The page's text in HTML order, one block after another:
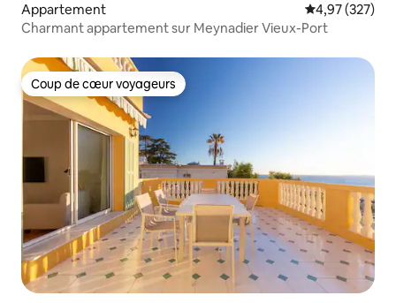
Appartement Évaluation
4,97 (327)
Charmant appartement sur Meynadier Vieux-Port
Coup de cœur voyageurs
Coup de cœur voyageurs